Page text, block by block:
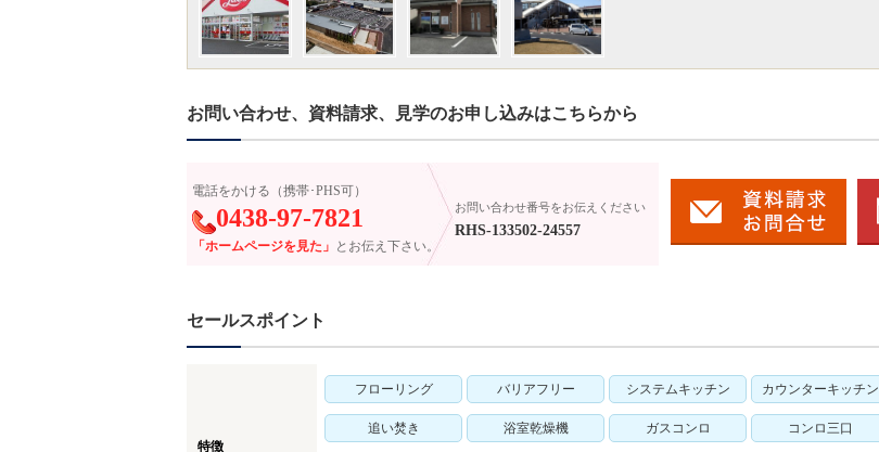
お問い合わせ、資料請求、見学のお申し込みはこちらから
電話をかける（携帯･PHS可）
0438-97-7821
「ホームページを見た」 とお伝え下さい。
お問い合わせ番号をお伝えください
RHS-133502-24557
セールスポイント
特徴
フローリング バリアフリー システムキッチン カウンターキッチン
追い焚き 浴室乾燥機 ガスコンロ コンロ三口